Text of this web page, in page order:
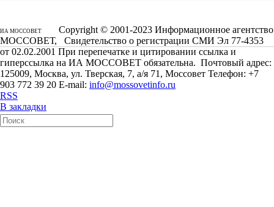
ИА МОССОВЕТ
Copyright © 2001-2023 Информационное агентство
МОССОВЕТ, Свидетельство о регистрации СМИ Эл 77-4353
от 02.02.2001 При перепечатке и цитировании ссылка и
гиперссылка на ИА МОССОВЕТ обязательна. Почтовый адрес:
125009, Москва, ул. Тверская, 7, а/я 71, Моссовет Телефон: +7
903 772 39 20 E-mail: info@mossovetinfo.ru
RSS
В закладки